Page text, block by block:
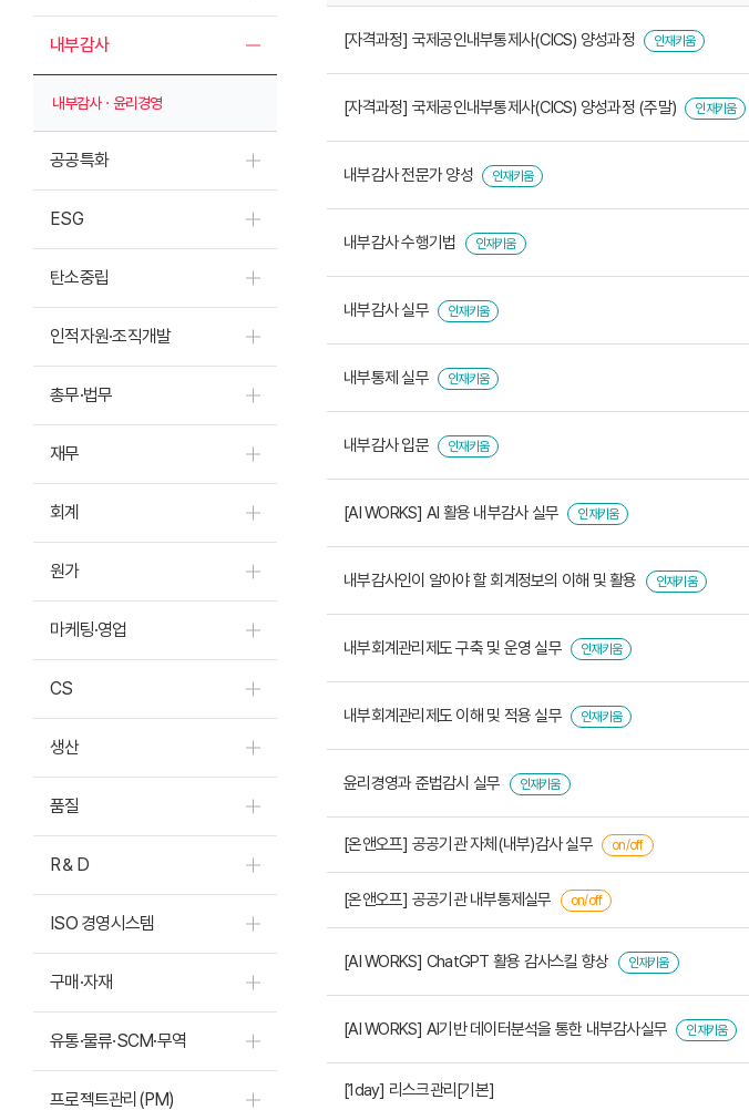
내부감사
내부감사ㆍ윤리경영
공공특화
ESG
탄소중립
인적자원·조직개발
총무·법무
재무
회계
원가
마케팅·영업
CS
생산
품질
R＆D
ISO 경영시스템
구매·자재
유통·물류·SCM·무역
프로젝트관리(PM)
[자격과정] 국제공인내부통제사(CICS) 양성과정 인재키움
[자격과정] 국제공인내부통제사(CICS) 양성과정 (주말) 인재키움
내부감사 전문가 양성 인재키움
내부감사 수행기법 인재키움
내부감사 실무 인재키움
내부통제 실무 인재키움
내부감사 입문 인재키움
[AI WORKS] AI 활용 내부감사 실무 인재키움
내부감사인이 알아야 할 회계정보의 이해 및 활용 인재키움
내부회계관리제도 구축 및 운영 실무 인재키움
내부회계관리제도 이해 및 적용 실무 인재키움
윤리경영과 준법감시 실무 인재키움
[온앤오프] 공공기관 자체(내부)감사 실무 on/off
[온앤오프] 공공기관 내부통제실무 on/off
[AI WORKS] ChatGPT 활용 감사스킬 향상 인재키움
[AI WORKS] AI기반 데이터분석을 통한 내부감사실무 인재키움
[1day] 리스크관리[기본]